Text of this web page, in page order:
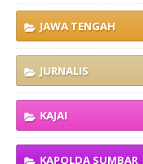
JAWA TENGAH
JURNALIS
KAJAI
KAPOLDA SUMBAR